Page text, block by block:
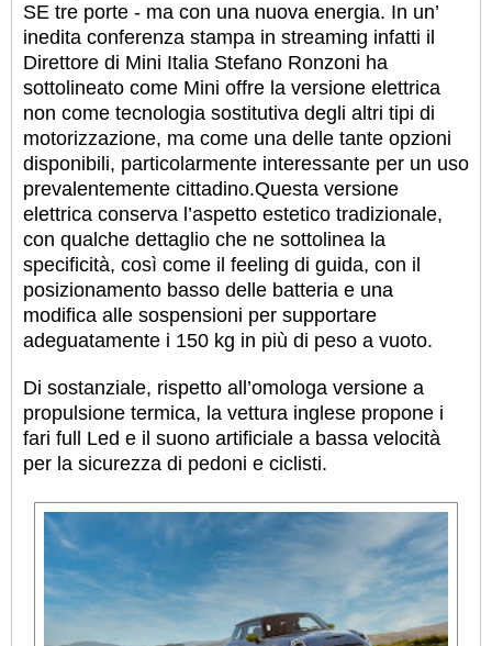
SE tre porte - ma con una nuova energia. In un’
inedita conferenza stampa in streaming infatti il
Direttore di Mini Italia Stefano Ronzoni ha
sottolineato come Mini offre la versione elettrica
non come tecnologia sostitutiva degli altri tipi di
motorizzazione, ma come una delle tante opzioni
disponibili, particolarmente interessante per un uso
prevalentemente cittadino.Questa versione
elettrica conserva l’aspetto estetico tradizionale,
con qualche dettaglio che ne sottolinea la
specificità, così come il feeling di guida, con il
posizionamento basso delle batteria e una
modifica alle sospensioni per supportare
adeguatamente i 150 kg in più di peso a vuoto.
Di sostanziale, rispetto all’omologa versione a
propulsione termica, la vettura inglese propone i
fari full Led e il suono artificiale a bassa velocità
per la sicurezza di pedoni e ciclisti.